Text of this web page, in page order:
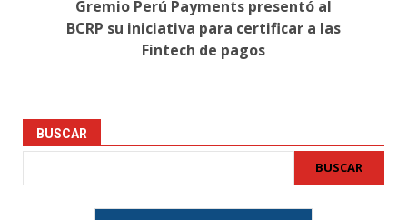
Gremio Perú Payments presentó al
BCRP su iniciativa para certificar a las
Fintech de pagos
BUSCAR
BUSCAR